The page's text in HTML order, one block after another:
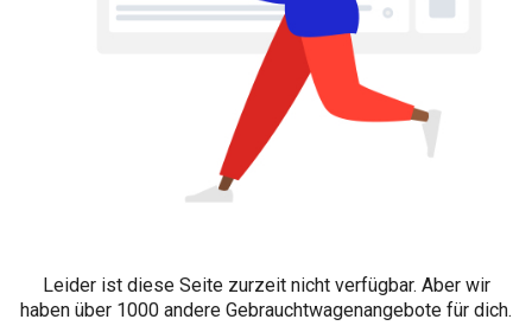
Leider ist diese Seite zurzeit nicht verfügbar. Aber wir
haben über 1000 andere Gebrauchtwagenangebote für dich.